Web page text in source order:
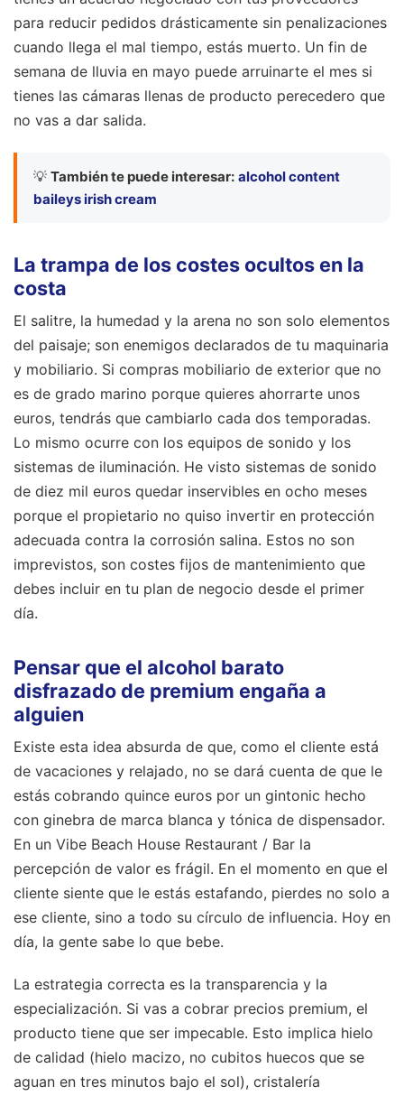
para reducir pedidos drásticamente sin penalizaciones
cuando llega el mal tiempo, estás muerto. Un fin de
semana de lluvia en mayo puede arruinarte el mes si
tienes las cámaras llenas de producto perecedero que
no vas a dar salida.
💡 También te puede interesar: alcohol content
baileys irish cream
La trampa de los costes ocultos en la
costa
El salitre, la humedad y la arena no son solo elementos
del paisaje; son enemigos declarados de tu maquinaria
y mobiliario. Si compras mobiliario de exterior que no
es de grado marino porque quieres ahorrarte unos
euros, tendrás que cambiarlo cada dos temporadas.
Lo mismo ocurre con los equipos de sonido y los
sistemas de iluminación. He visto sistemas de sonido
de diez mil euros quedar inservibles en ocho meses
porque el propietario no quiso invertir en protección
adecuada contra la corrosión salina. Estos no son
imprevistos, son costes fijos de mantenimiento que
debes incluir en tu plan de negocio desde el primer
día.
Pensar que el alcohol barato
disfrazado de premium engaña a
alguien
Existe esta idea absurda de que, como el cliente está
de vacaciones y relajado, no se dará cuenta de que le
estás cobrando quince euros por un gintonic hecho
con ginebra de marca blanca y tónica de dispensador.
En un Vibe Beach House Restaurant / Bar la
percepción de valor es frágil. En el momento en que el
cliente siente que le estás estafando, pierdes no solo a
ese cliente, sino a todo su círculo de influencia. Hoy en
día, la gente sabe lo que bebe.
La estrategia correcta es la transparencia y la
especialización. Si vas a cobrar precios premium, el
producto tiene que ser impecable. Esto implica hielo
de calidad (hielo macizo, no cubitos huecos que se
aguan en tres minutos bajo el sol), cristalería